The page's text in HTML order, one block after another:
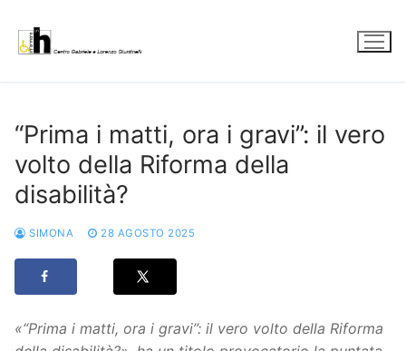
contenuto
“Prima i matti, ora i gravi”: il vero
volto della Riforma della
disabilità?
SIMONA 28 AGOSTO 2025
«“Prima i matti, ora i gravi”: il vero volto della Riforma